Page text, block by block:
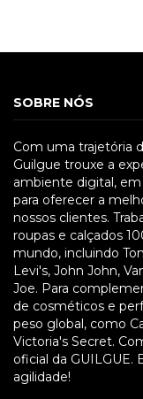
SOBRE NÓS
Com uma trajetória
Guilgue trouxe a
ambiente digital,
para oferecer a
nossos clientes.
roupas e calçados
mundo, incluindo
Levi's, John John,
Joe. Para
de cosméticos e
peso global, como
Victoria's Secret.
oficial da GUILGUE.
agilidade!